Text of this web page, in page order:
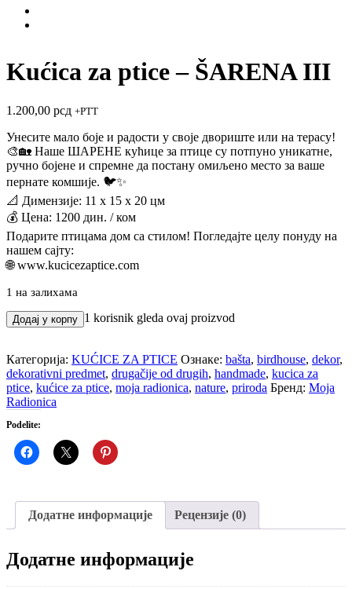
Kućica za ptice – ŠARENA III
1.200,00 рсд +PTT
Унесите мало боје и радости у своје двориште или на терасу!
🎨🏡 Наше ШАРЕНЕ кућице за птице су потпуно уникатне,
ручно бојене и спремне да постану омиљено место за ваше
пернате комшије. 🐦✨
📐 Димензије: 11 х 15 х 20 цм
💰 Цена: 1200 дин. / ком
Подарите птицама дом са стилом! Погледајте целу понуду на
нашем сајту:
🌐 www.kucicezaptice.com
1 на залихама
Kućica
za
-
ŠARENA
III
количина
Додај у корпу 1 korisnik gleda ovaj proizvod
Категорија: KUĆICE ZA PTICE Ознаке: bašta, birdhouse, dekor,
dekorativni predmet, drugačije od drugih, handmade, kucica za
ptice, kućice za ptice, moja radionica, nature, priroda Бренд: Moja
Radionica
Podelite:
Додатне информације Рецензије (0)
Додатне информације